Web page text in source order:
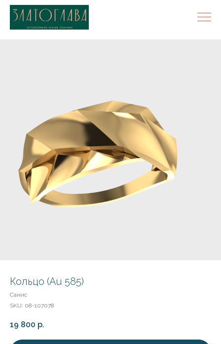
Кольцо (Au 585)
Санис
SKU: 08-107078
19 800 р.